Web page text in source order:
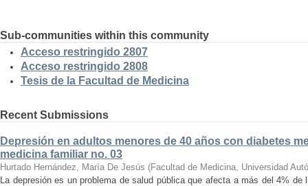
Sub-communities within this community
Acceso restringido 2807
Acceso restringido 2808
Tesis de la Facultad de Medicina
Recent Submissions
Depresión en adultos menores de 40 años con diabetes
medicina familiar no. 03
Hurtado Hernández, María De Jesús (Facultad de Medicina, Universidad
La depresión es un problema de salud pública que afecta a más del 4%